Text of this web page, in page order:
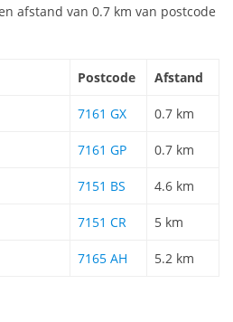
afstand van 0.7 km van postcode
Postcode Afstand
7161 GX 0.7 km
7161 GP 0.7 km
7151 BS 4.6 km
7151 CR 5 km
7165 AH 5.2 km